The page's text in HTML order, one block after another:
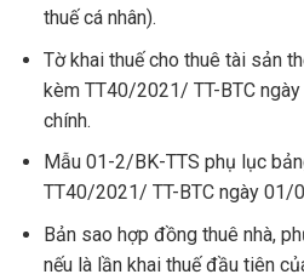
thuế cá nhân).
Tờ khai thuế cho thuê tài sản
kèm TT40/2021/ TT-BTC
chính.
Mẫu 01-2/BK-TTS phụ lục
TT40/2021/ TT-BTC ngày 01/
Bản sao hợp đồng thuê nhà,
nếu là lần khai thuế đầu tiên